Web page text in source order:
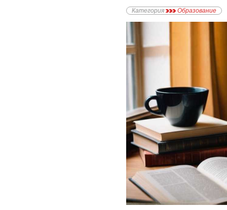
Категория Образование